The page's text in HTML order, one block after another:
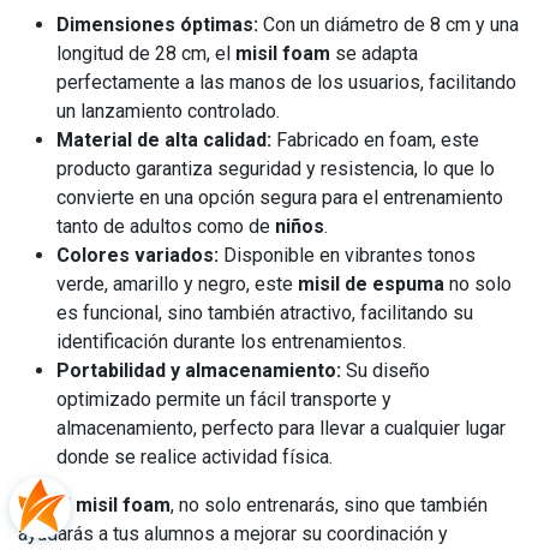
Dimensiones óptimas: Con un diámetro de 8 cm y una
longitud de 28 cm, el misil foam se adapta
perfectamente a las manos de los usuarios, facilitando
un lanzamiento controlado.
Material de alta calidad: Fabricado en foam, este
producto garantiza seguridad y resistencia, lo que lo
convierte en una opción segura para el entrenamiento
tanto de adultos como de niños.
Colores variados: Disponible en vibrantes tonos
verde, amarillo y negro, este misil de espuma no solo
es funcional, sino también atractivo, facilitando su
identificación durante los entrenamientos.
Portabilidad y almacenamiento: Su diseño
optimizado permite un fácil transporte y
almacenamiento, perfecto para llevar a cualquier lugar
donde se realice actividad física.
Con el misil foam, no solo entrenarás, sino que también
ayudarás a tus alumnos a mejorar su coordinación y